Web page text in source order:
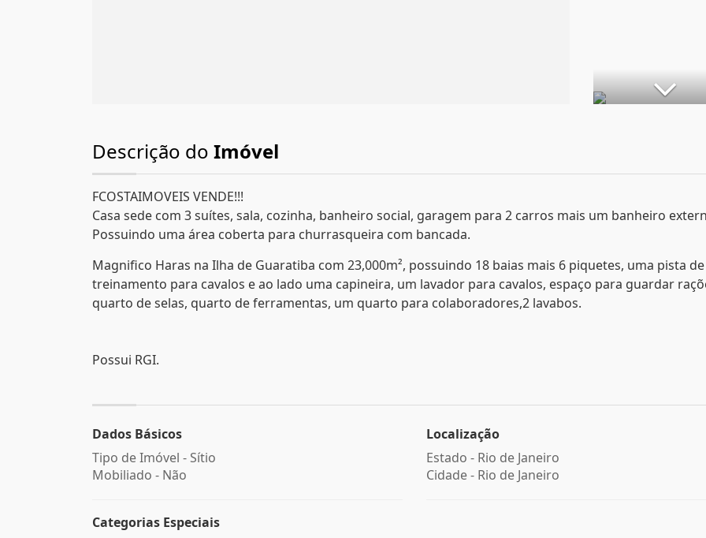
Descrição do Imóvel
FCOSTAIMOVEIS VENDE!!!
Casa sede com 3 suítes, sala, cozinha, banheiro social, garagem para 2 carros mais um banheiro
Possuindo uma área coberta para churrasqueira com bancada.
Magnifico Haras na Ilha de Guaratiba com 23,000m², possuindo 18 baias mais 6 piquetes, uma pista de
treinamento para cavalos e ao lado uma capineira, um lavador para cavalos, espaço para guardar
quarto de selas, quarto de ferramentas, um quarto para colaboradores,2 lavabos.
Possui RGI.
Dados Básicos
Tipo de Imóvel - Sítio
Mobiliado - Não
Categorias Especiais
Localização
Estado - Rio de Janeiro
Cidade - Rio de Janeiro